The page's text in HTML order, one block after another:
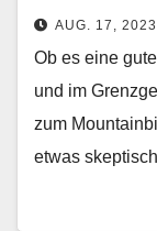
AUG. 17, 2023
Ob es eine
und im
zum
etwas